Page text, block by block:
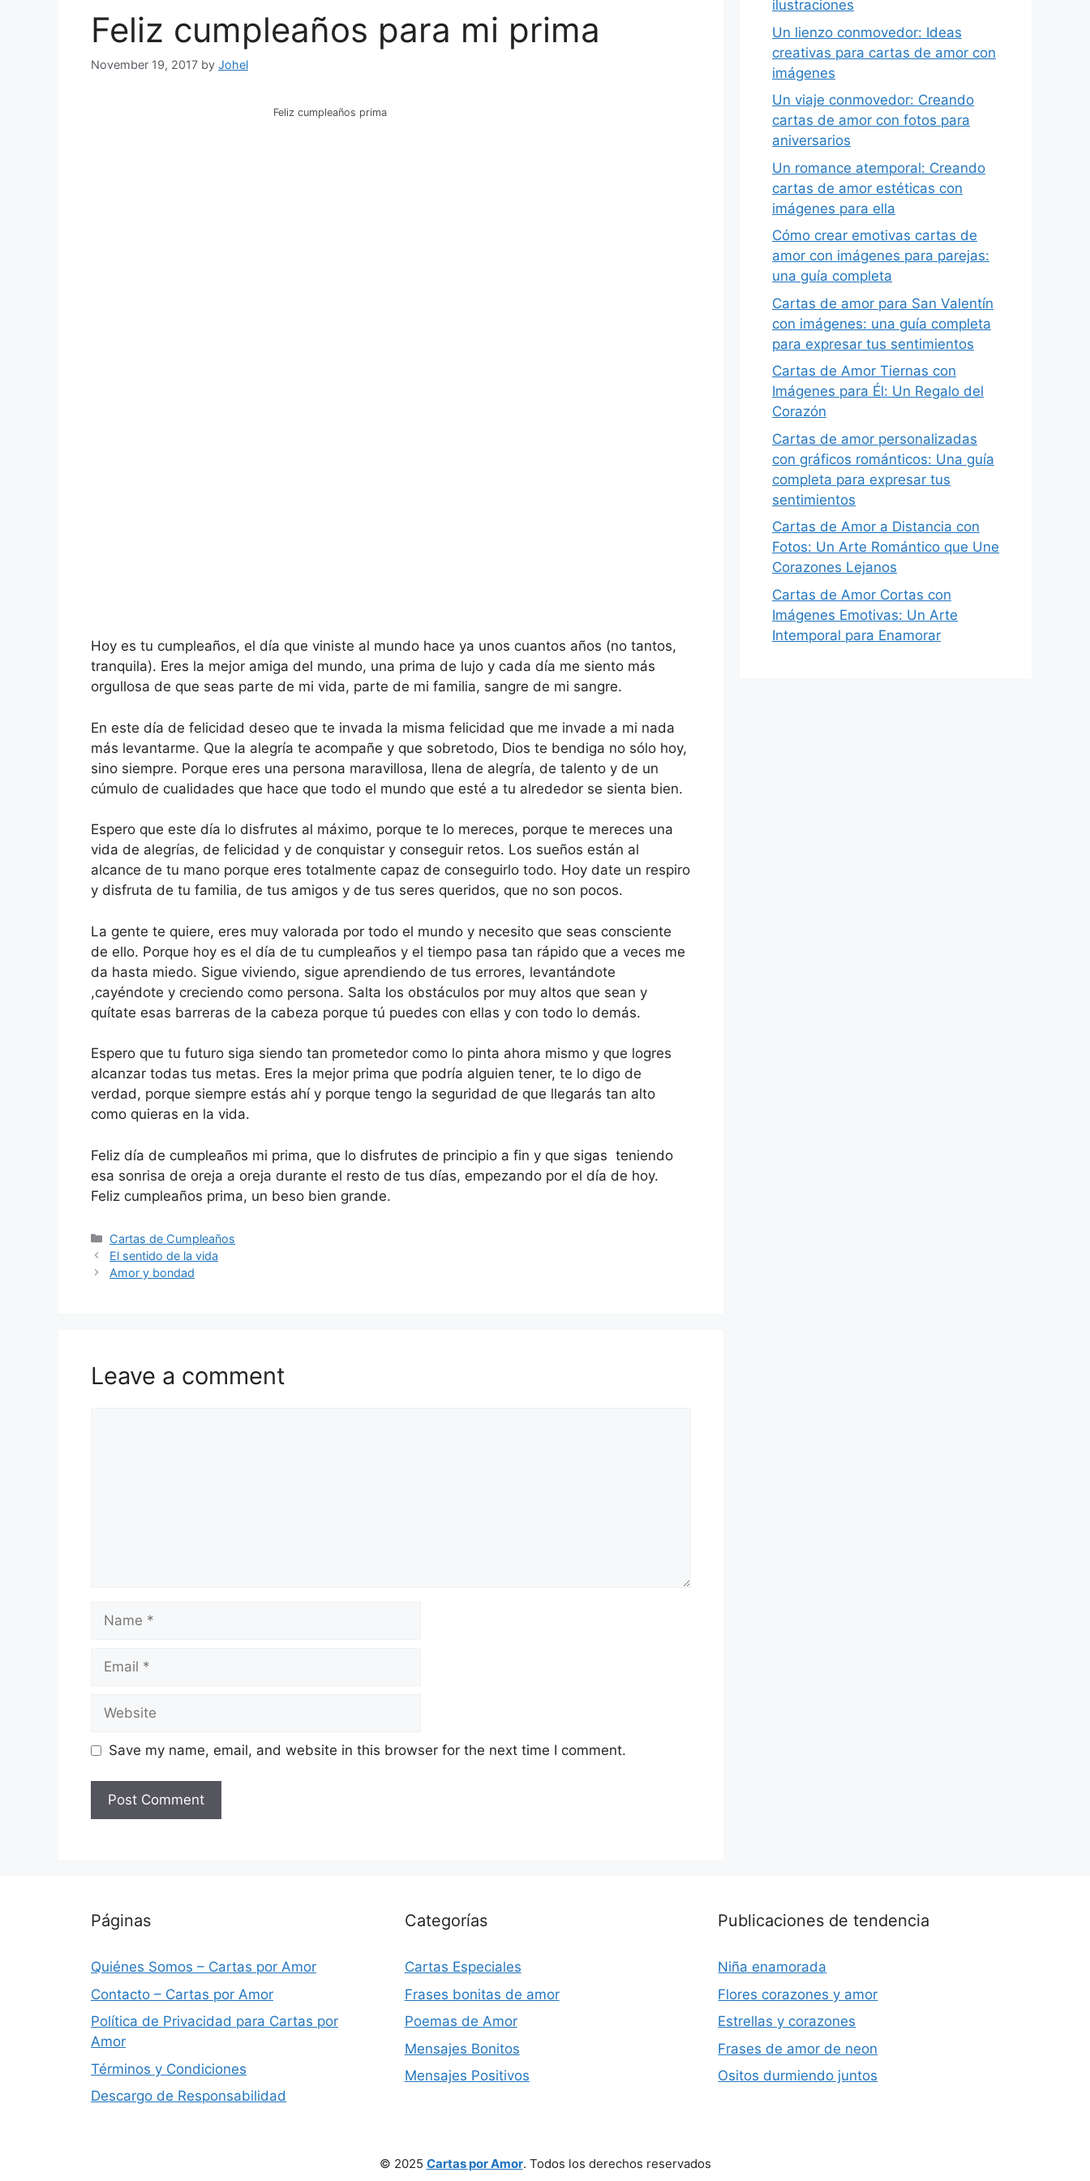
Feliz cumpleaños para mi prima
November 19, 2017 by Johel
Feliz cumpleaños prima
Hoy es tu cumpleaños, el día que viniste al mundo hace ya unos cuantos años (no tantos,
tranquila). Eres la mejor amiga del mundo, una prima de lujo y cada día me siento más
orgullosa de que seas parte de mi vida, parte de mi familia, sangre de mi sangre.
En este día de felicidad deseo que te invada la misma felicidad que me invade a mi nada
más levantarme. Que la alegría te acompañe y que sobretodo, Dios te bendiga no sólo hoy,
sino siempre. Porque eres una persona maravillosa, llena de alegría, de talento y de un
cúmulo de cualidades que hace que todo el mundo que esté a tu alrededor se sienta bien.
Espero que este día lo disfrutes al máximo, porque te lo mereces, porque te mereces una
vida de alegrías, de felicidad y de conquistar y conseguir retos. Los sueños están al
alcance de tu mano porque eres totalmente capaz de conseguirlo todo. Hoy date un respiro
y disfruta de tu familia, de tus amigos y de tus seres queridos, que no son pocos.
La gente te quiere, eres muy valorada por todo el mundo y necesito que seas consciente
de ello. Porque hoy es el día de tu cumpleaños y el tiempo pasa tan rápido que a veces me
da hasta miedo. Sigue viviendo, sigue aprendiendo de tus errores, levantándote
,cayéndote y creciendo como persona. Salta los obstáculos por muy altos que sean y
quítate esas barreras de la cabeza porque tú puedes con ellas y con todo lo demás.
Espero que tu futuro siga siendo tan prometedor como lo pinta ahora mismo y que logres
alcanzar todas tus metas. Eres la mejor prima que podría alguien tener, te lo digo de
verdad, porque siempre estás ahí y porque tengo la seguridad de que llegarás tan alto
como quieras en la vida.
Feliz día de cumpleaños mi prima, que lo disfrutes de principio a fin y que sigas teniendo
esa sonrisa de oreja a oreja durante el resto de tus días, empezando por el día de hoy.
Feliz cumpleaños prima, un beso bien grande.
Categories
Cartas de Cumpleaños
El sentido de la vida
Amor y bondad
Leave a comment
Save my name, email, and website in this browser for the next time I comment.
ilustraciones
Un lienzo conmovedor: Ideas
creativas para cartas de amor con
imágenes
Un viaje conmovedor: Creando
cartas de amor con fotos para
aniversarios
Un romance atemporal: Creando
cartas de amor estéticas con
imágenes para ella
Cómo crear emotivas cartas de
amor con imágenes para parejas:
una guía completa
Cartas de amor para San Valentín
con imágenes: una guía completa
para expresar tus sentimientos
Cartas de Amor Tiernas con
Imágenes para Él: Un Regalo del
Corazón
Cartas de amor personalizadas
con gráficos románticos: Una guía
completa para expresar tus
sentimientos
Cartas de Amor a Distancia con
Fotos: Un Arte Romántico que Une
Corazones Lejanos
Cartas de Amor Cortas con
Imágenes Emotivas: Un Arte
Intemporal para Enamorar
Páginas
Quiénes Somos – Cartas por Amor
Contacto – Cartas por Amor
Política de Privacidad para Cartas por
Amor
Términos y Condiciones
Descargo de Responsabilidad
Categorías
Cartas Especiales
Frases bonitas de amor
Poemas de Amor
Mensajes Bonitos
Mensajes Positivos
Publicaciones de tendencia
Niña enamorada
Flores corazones y amor
Estrellas y corazones
Frases de amor de neon
Ositos durmiendo juntos
© 2025 Cartas por Amor. Todos los derechos reservados